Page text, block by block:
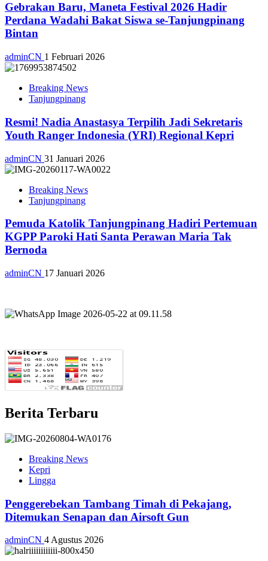
Gebrakan Baru, Maneta Festival 2026 Hadir
Perdana Wadahi Bakat Siswa se-Tanjungpinang
Bintan
adminCN 1 Februari 2026
Breaking News
Tanjungpinang
Resmi! Nadia Anastasya Terpilih Jadi Sekretaris
Youth Ranger Indonesia (YRI) Regional Kepri
adminCN 31 Januari 2026
Breaking News
Tanjungpinang
Pemuda Katolik Tanjungpinang Hadiri Pertemuan
KGPP Paroki Hati Santa Perawan Maria Tak
Bernoda
adminCN 17 Januari 2026
Berita Terbaru
Breaking News
Kepri
Lingga
Penggerebekan Tambang Timah di Pekajang,
Ditemukan Senapan dan Airsoft Gun
adminCN 4 Agustus 2026